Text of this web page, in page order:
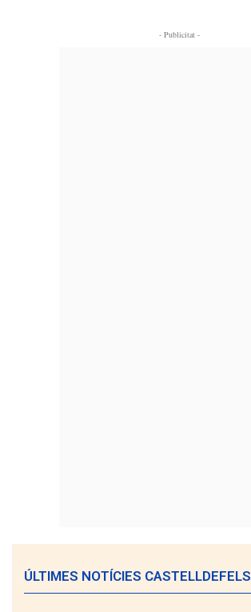
- Publicitat -
ÚLTIMES NOTÍCIES CASTELLDEFELS